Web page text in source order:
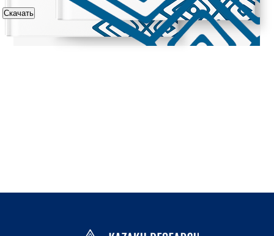
Скачать